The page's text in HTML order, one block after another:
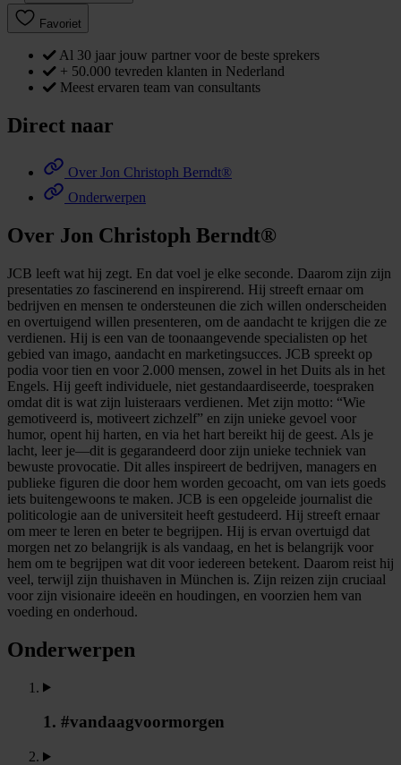
Favoriet
Al 30 jaar jouw partner voor de beste sprekers
+ 50.000 tevreden klanten in Nederland
Meest ervaren team van consultants
Direct naar
Over Jon Christoph Berndt®
Onderwerpen
Over Jon Christoph Berndt®
JCB leeft wat hij zegt. En dat voel je elke seconde. Daarom zijn zijn
presentaties zo fascinerend en inspirerend. Hij streeft ernaar om
bedrijven en mensen te ondersteunen die zich willen onderscheiden
en overtuigend willen presenteren, om de aandacht te krijgen die ze
verdienen. Hij is een van de toonaangevende specialisten op het
gebied van imago, aandacht en marketingsucces. JCB spreekt op
podia voor tien en voor 2.000 mensen, zowel in het Duits als in het
Engels. Hij geeft individuele, niet gestandaardiseerde, toespraken
omdat dit is wat zijn luisteraars verdienen. Met zijn motto: “Wie
gemotiveerd is, motiveert zichzelf” en zijn unieke gevoel voor
humor, opent hij harten, en via het hart bereikt hij de geest. Als je
lacht, leer je—dit is gegarandeerd door zijn unieke techniek van
bewuste provocatie. Dit alles inspireert de bedrijven, managers en
publieke figuren die door hem worden gecoacht, om van iets goeds
iets buitengewoons te maken. JCB is een opgeleide journalist die
politicologie aan de universiteit heeft gestudeerd. Hij streeft ernaar
om meer te leren en beter te begrijpen. Hij is ervan overtuigd dat
morgen net zo belangrijk is als vandaag, en het is belangrijk voor
hem om te begrijpen wat dit voor iedereen betekent. Daarom reist hij
veel, terwijl zijn thuishaven in München is. Zijn reizen zijn cruciaal
voor zijn visionaire ideeën en houdingen, en voorzien hem van
voeding en onderhoud.
Onderwerpen
1. #vandaagvoormorgen